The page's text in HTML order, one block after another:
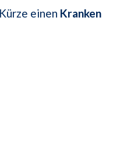
einen Kranken